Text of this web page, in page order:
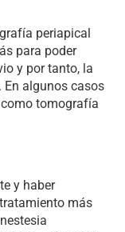
periapical
para poder
y por tanto, la
algunos casos
tomografía
y haber
más